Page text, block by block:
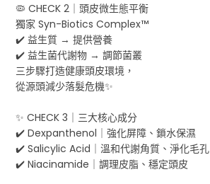
🦠 CHECK 2｜頭皮微生態平衡
獨家 Syn-Biotics Complex™
✔️ 益生質 → 提供營養
✔️ 益生菌代謝物 → 調節菌叢
三步驟打造健康頭皮環境，
從源頭減少落髮危機✨
✨ CHECK 3｜三大核心成分
✔️ Dexpanthenol｜強化屏障、鎖水保濕
✔️ Salicylic Acid｜溫和代謝角質、淨化毛孔
✔️ Niacinamide｜調理皮脂、穩定頭皮